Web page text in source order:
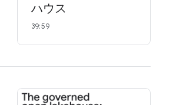
ハウス
39:59